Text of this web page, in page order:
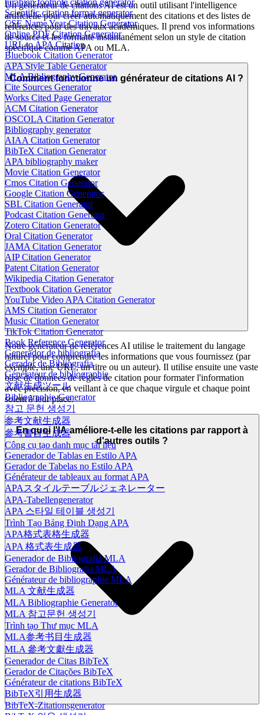
turabian footnote citation generator
Scientific citation format generator
CSE Name Year Citation Generator
Online PDF Citation Generator
URL to APA Citation
Bluebook Citation Generator
APA Style Table Generator
MLA Bibliography Generator
Cite Sources Generator
Works Cited Page Generator
ACM Citation Generator
OSCOLA Citation Generator
Bibliography generator
AIAA Citation Generator
BibTeX Citation Generator
APA bibliography maker
Movie Citation Generator
Cmos Citation Generator
Google Citation Generator
SBL Citation Generator
Podcast Citation Generator
Zotero Citation Generator
Oral Citation Generator
JAMA Citation Generator
AIP Citation Generator
Patent Citation Generator
Wikipedia Citation Generator
Textbook Citation Generator
YouTube Video APA Citation Generator
AMS Citation Generator
Music Citation Generator
TikTok Citation Generator
Book Reference Generator
Generador de bibliografía
Gerador de Bibliografia
Générateur de bibliographie
文献生成ツール
Bibliographie-Generator
참고 문헌 생성기
参考文献生成器
參考書目生成器
Công cụ tạo danh mục tài liệu
Generador de Tablas en Estilo APA
Gerador de Tabelas no Estilo APA
Générateur de tableaux au format APA
APAスタイルテーブルジェネレーター
APA-Tabellengenerator
APA 스타일 테이블 생성기
Trình Tạo Bảng Định Dạng APA
APA格式表格生成器
APA 格式表生成器
Generador de Bibliografía MLA
Gerador de Bibliografia MLA
Générateur de bibliographie MLA
MLA 文献生成器
MLA Bibliographie Generator
MLA 참고문헌 생성기
Trình tạo Thư mục MLA
MLA参考书目生成器
MLA 參考文獻生成器
Generador de Citas BibTeX
Gerador de Citações BibTeX
Générateur de citations BibTeX
BibTeX引用生成器
BibTeX-Zitationsgenerator
Un générateur de citations AI est un outil utilisant l'intelligence
artificielle pour créer automatiquement des citations et des listes de
références pour des travaux académiques. Il prend vos informations
de source et les formatte instantanément selon un style de citation
spécifique comme APA ou MLA.
Comment fonctionne un générateur de citations AI ?
Notre générateur de références AI utilise le traitement du langage
naturel pour comprendre les informations que vous fournissez (par
exemple, une URL, un titre ou un auteur). Il utilise ensuite une vaste
base de données de règles de citation pour formater l'information
avec précision, en veillant à ce que chaque virgule et chaque point
soient à leur place.
En quoi l'IA améliore-t-elle les citations par rapport à
d'autres outils ?